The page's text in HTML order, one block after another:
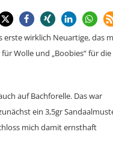
erste wirklich Neuartige, das
Wolle und „Boobies“ für die
auf Bachforelle. Das war
ein 3,5gr
mich damit ernsthaft